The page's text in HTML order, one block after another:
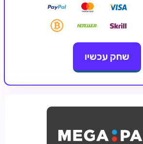
שחק עכשיו